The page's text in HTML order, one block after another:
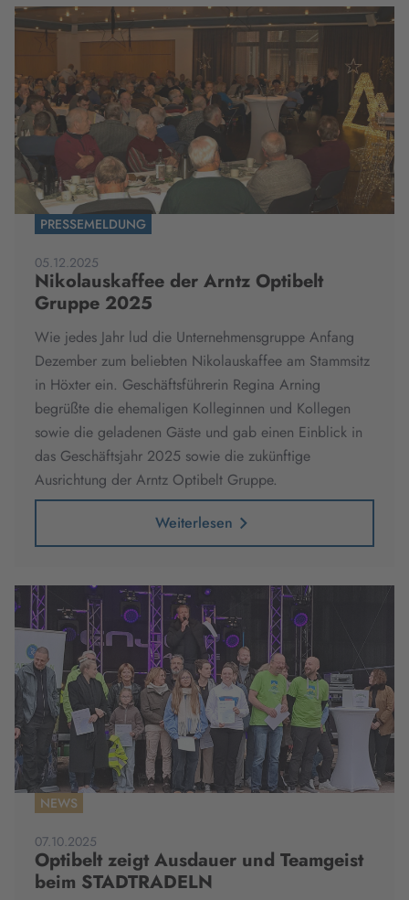
PRESSEMELDUNG
05.12.2025
Nikolauskaffee der Arntz Optibelt
Gruppe 2025
Wie jedes Jahr lud die Unternehmensgruppe Anfang
Dezember zum beliebten Nikolauskaffee am Stammsitz
in Höxter ein. Geschäftsführerin Regina Arning
begrüßte die ehemaligen Kolleginnen und Kollegen
sowie die geladenen Gäste und gab einen Einblick in
das Geschäftsjahr 2025 sowie die zukünftige
Ausrichtung der Arntz Optibelt Gruppe.
Weiterlesen
NEWS
07.10.2025
Optibelt zeigt Ausdauer und Teamgeist
beim STADTRADELN